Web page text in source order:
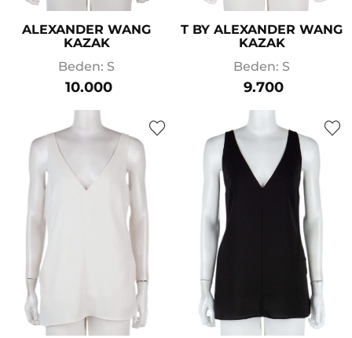
ALEXANDER WANG
KAZAK
Beden: S
10.000
T BY ALEXANDER WANG
KAZAK
Beden: S
9.700